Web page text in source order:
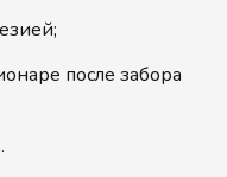
после забора